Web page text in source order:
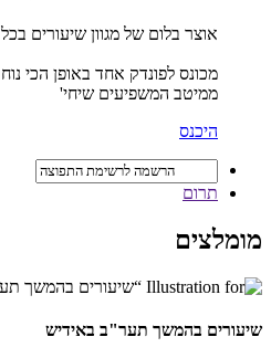
אוצר בלום של מגוון שיעורים
מכונס לפונדק אחד באופן הכי
ממיטב המשפיעים שיחי'
היכנס
תרום
מומלצים
שיעורים בהמשך תער"ב באידיש